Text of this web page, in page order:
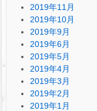
2019年11月
2019年10月
2019年9月
2019年6月
2019年5月
2019年4月
2019年3月
2019年2月
2019年1月